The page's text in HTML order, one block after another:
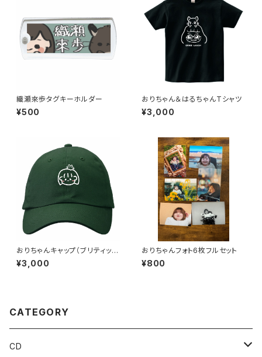
織瀬來歩タグキーホルダー
¥500
おりちゃん＆はるちゃんTシャツ
¥3,000
おりちゃんキャップ（ブリティッシ
ュグリーン）
¥3,000
おりちゃんフォト6枚フルセット
¥800
CATEGORY
CD